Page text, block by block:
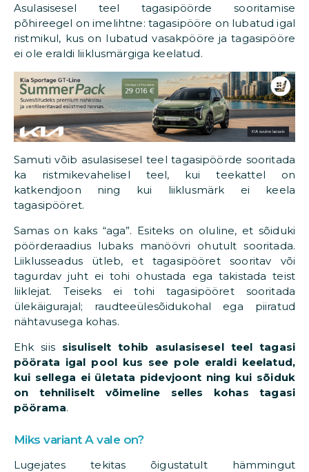
Asulasisesel teel tagasipöörde sooritamise
põhireegel on imelihtne: tagasipööre on lubatud igal
ristmikul, kus on lubatud vasakpööre ja tagasipööre
ei ole eraldi liiklusmärgiga keelatud.
Samuti võib asulasisesel teel tagasipöörde sooritada
ka ristmikevahelisel teel, kui teekattel on
katkendjoon ning kui liiklusmärk ei keela
tagasipööret.
Samas on kaks “aga”. Esiteks on oluline, et sõiduki
pöörderaadius lubaks manöövri ohutult sooritada.
Liiklusseadus ütleb, et tagasipööret sooritav või
tagurdav juht ei tohi ohustada ega takistada teist
liiklejat. Teiseks ei tohi tagasipööret sooritada
ülekäigurajal; raudteeülesõidukohal ega piiratud
nähtavusega kohas.
Ehk siis sisuliselt tohib asulasisesel teel tagasi
pöörata igal pool kus see pole eraldi keelatud,
kui sellega ei ületata pidevjoont ning kui sõiduk
on tehniliselt võimeline selles kohas tagasi
pöörama.
Miks variant A vale on?
Lugejates tekitas õigustatult hämmingut